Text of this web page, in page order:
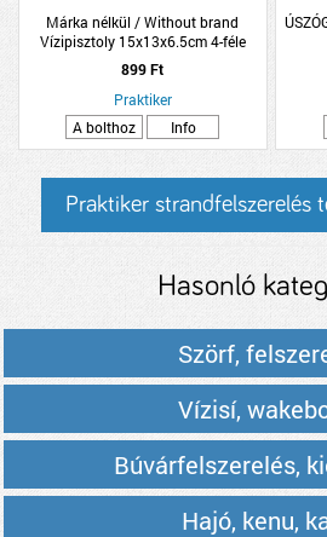
Márka nélkül / Without brand
Vízipisztoly 15x13x6.5cm 4-féle
modell
899 Ft
Praktiker
A bolthoz
Info
Praktiker strandfelszerelés
Hasonló
Szörf,
Vízisí,
Búvárfelszerelés,
Hajó, kenu,